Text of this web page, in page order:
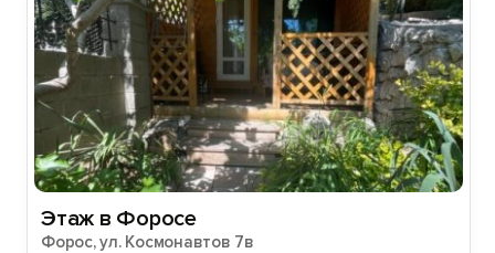
Этаж в Форосе
Форос, ул. Космонавтов 7в